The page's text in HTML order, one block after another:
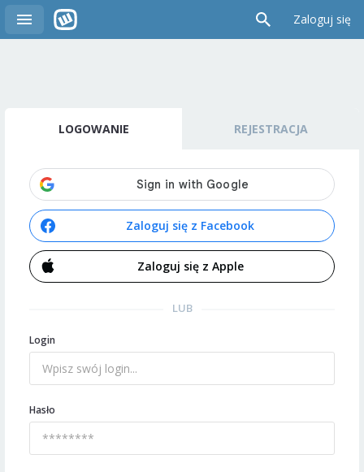
Zaloguj się
LOGOWANIE REJESTRACJA
Zaloguj się z Facebook
Zaloguj się z Apple
LUB
Login
Hasło